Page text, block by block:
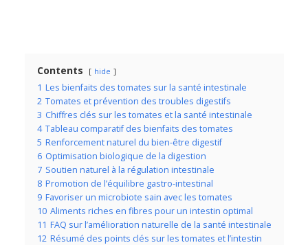
Contents hide
1 Les bienfaits des tomates sur la santé intestinale
2 Tomates et prévention des troubles digestifs
3 Chiffres clés sur les tomates et la santé intestinale
4 Tableau comparatif des bienfaits des tomates
5 Renforcement naturel du bien-être digestif
6 Optimisation biologique de la digestion
7 Soutien naturel à la régulation intestinale
8 Promotion de l’équilibre gastro-intestinal
9 Favoriser un microbiote sain avec les tomates
10 Aliments riches en fibres pour un intestin optimal
11 FAQ sur l’amélioration naturelle de la santé intestinale
12 Résumé des points clés sur les tomates et l’intestin